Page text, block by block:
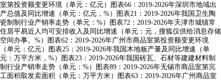
室第投资额变更环境（单元：亿元）图表66：2019-2026年深圳市地域出
产总值及同比增速（单元：亿元，%）图表21：2019-2026年我国卫生陶
瓷制制行业产销率走势（单元：%）图表72：2019-2026年天津市城镇常
住居平易近人均可安排收入及同比增速（单元：元，搜狐仅供给消息存储
空间办事。%）图表62：2019-2026年广州市商品室第投资额变更环境
（单元：亿元）图表25：2019-2026年我国木地板产量及同比增速（单
元：万平方米，%）图表23：2019-2026年我国砖瓦、石材等建建材料制
制行业产销率走势（单元：%）图表89：2019-2026年无锡市商品室第完
工面积取发卖面积（单元：万平方米）图表63：2019-2026年广州商品室